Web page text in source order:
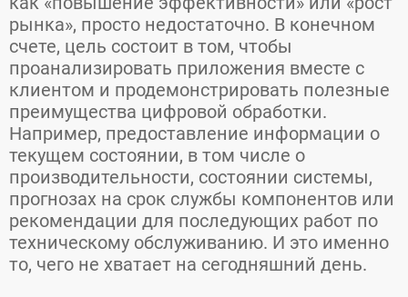
рынка», просто недостаточно. В конечном
счете, цель состоит в том, чтобы
проанализировать приложения вместе с
клиентом и продемонстрировать полезные
преимущества цифровой обработки.
Например, предоставление информации о
текущем состоянии, в том числе о
производительности, состоянии системы,
прогнозах на срок службы компонентов или
рекомендации для последующих работ по
техническому обслуживанию. И это именно
то, чего не хватает на сегодняшний день.